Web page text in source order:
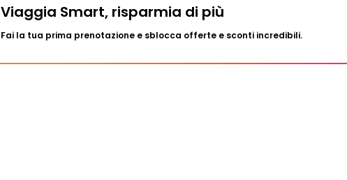
Viaggia Smart, risparmia di più
Fai la tua prima prenotazione e sblocca offerte e sconti incredibili.